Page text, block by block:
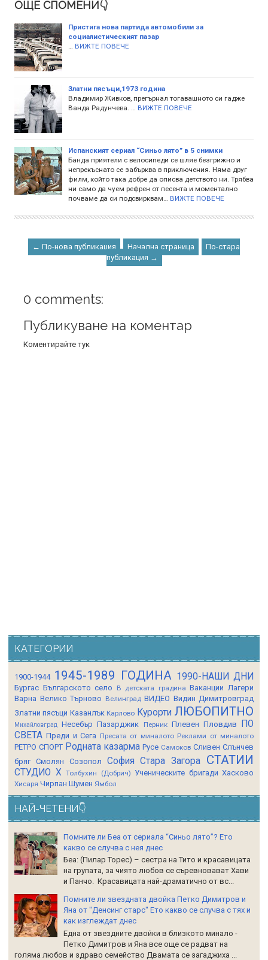
ОЩЕ СПОМЕНИ👇
Пристига нова партида автомобили за
социалистическият пазар
ВИЖТЕ ПОВЕЧЕ
Златни пясъци,1973 година
Владимир Живков, прегърнал тогавашното си гадже
Ванда Радунчева. …
ВИЖТЕ ПОВЕЧЕ
Испанският сериал “Синьо лято” в 5 снимки
Банда приятели с велосипеди се шляе безгрижно и
непрекъснато се забърква в приключения. Няма друг
филм, който така добре да описва детството ни. Трябва
ни само да чуем рефрен от песента и моментално
почваме да си подсвирквам…
ВИЖТЕ ПОВЕЧЕ
← По-нова публикация Начална страница
По-стара
публикация →
0 comments:
Публикуване на коментар
Коментирайте тук
КАТЕГОРИИ
1900-1944 1945-1989 ГОДИНА 1990-НАШИ ДНИ
Бургас Българското село В детската градина Ваканции Лагери
Варна Велико Търново Велинград ВИДЕО Видин Димитровград
Златни пясъци Казанлък Карлово Курорти ЛЮБОПИТНО
Михайловград Несебър Пазарджик Перник Плевен Пловдив
ПО
СВЕТА Преди и Сега Пресата от миналото Реклами от миналото
РЕТРО СПОРТ Родната казарма Русе Самоков Сливен Слънчев
бряг Смолян Созопол София Стара Загора СТАТИИ
СТУДИО Х Толбухин (Добрич) Ученическите бригади Хасково
Хисаря Чирпан Шумен Ямбол
НАЙ-ЧЕТЕНИ👇
Помните ли Беа от сериала “Синьо лято”? Ето
какво се случва с нея днес
Беа: (Пилар Торес) – сестра на Тито и красавицата
на групата, за чиято любов се съревновават Хави
и Панчо. Красавицата най-драматично от вс...
Помните ли звездната двойка Петко Димитров и
Яна от "Денсинг старс" Ето какво се случва с тях и
как изглеждат днес
Една от звездните двойки в близкото минало -
Петко Димитров и Яна все още се радват на
голяма любов и здраво семейство Двамата се загаджиха ...